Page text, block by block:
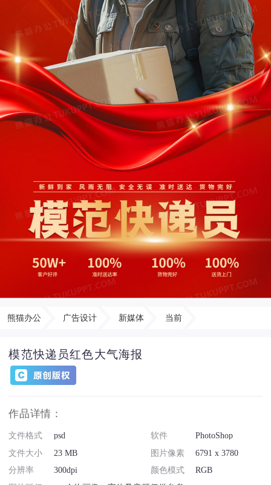
熊猫办公 广告设计 新媒体 当前
模范快递员红色大气海报
作品详情：
文件格式 psd 软件
PhotoShop
文件大小
23 MB 图片像素
6791 x 3780
分辨率
300dpi 颜色模式
RGB